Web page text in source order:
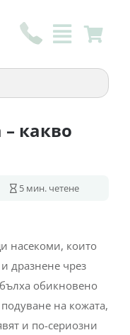
какво
5 мин. четене
насекоми, които
дразнене чрез
обикновено
на кожата,
и по-сериозни